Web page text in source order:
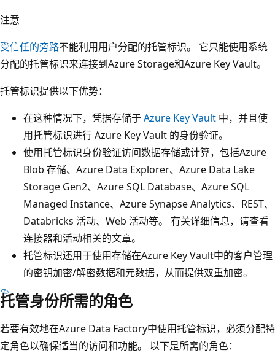
注意
受信任的旁路不能利用用户分配的托管标识。 它只能使用系统
分配的托管标识来连接到Azure Storage和Azure Key Vault。
托管标识提供以下优势：
在这种情况下，凭据存储于Azure Key Vault 中，并且使
用托管标识进行 Azure Key Vault 的身份验证。
使用托管标识身份验证访问数据存储或计算，包括Azure
Blob 存储、Azure Data Explorer、Azure Data Lake
Storage Gen2、Azure SQL Database、Azure SQL
Managed Instance、Azure Synapse Analytics、REST、
Databricks 活动、Web 活动等。 有关详细信息，请查看
连接器和活动相关的文章。
托管标识还用于使用存储在Azure Key Vault中的客户管理
的密钥加密/解密数据和元数据，从而提供双重加密。
托管身份所需的角色
若要有效地在Azure Data Factory中使用托管标识，必须分配特
定角色以确保适当的访问和功能。 以下是所需的角色：